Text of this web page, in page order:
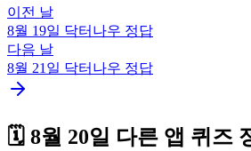
이전 날
8월 19일 닥터나우 정답
다음 날
8월 21일 닥터나우 정답
🗓️ 8월 20일 다른 앱 퀴즈